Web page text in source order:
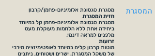
מסגרת סגסוגת אלומיניום-פחמן/קרבון
חזית המסגרת
מסגרת סגסוגת אלומיניום-פחמן קל במיוחד
ביחידה אחת ללא הלחמות מעוקלת מעט
מלפנים למראה דינמי.
זרועות
מוטות קרבון קלים במיוחד לאופטימיזציה מירבי
של משקל המסגרת. ישרים ושטוחים, ניתנים
המסגרת